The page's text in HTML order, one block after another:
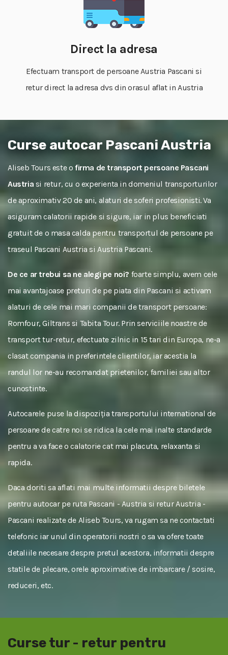
Direct la adresa
Efectuam transport de persoane Austria Pascani si
retur direct la adresa dvs din orasul aflat in Austria
Curse autocar Pascani Austria
Aliseb Tours este o firma de transport persoane Pascani
Austria si retur, cu o experienta in domeniul transporturilor
de aproximativ 20 de ani, alaturi de soferi profesionisti. Va
asiguram calatorii rapide si sigure, iar in plus beneficiati
gratuit de o masa calda pentru transportul de persoane pe
traseul Pascani Austria si Austria Pascani.
De ce ar trebui sa ne alegi pe noi? foarte simplu, avem cele
mai avantajoase preturi de pe piata din Pascani si activam
alaturi de cele mai mari companii de transport persoane:
Romfour, Giltrans si Tabita Tour. Prin serviciile noastre de
transport tur-retur, efectuate zilnic in 15 tari din Europa, ne-a
clasat compania in preferintele clientilor, iar acestia la
randul lor ne-au recomandat prietenilor, familiei sau altor
cunostinte.
Autocarele puse la dispoziția transportului international de
persoane de catre noi se ridica la cele mai inalte standarde
pentru a va face o calatorie cat mai placuta, relaxanta si
rapida.
Daca doriti sa aflati mai multe informatii despre biletele
pentru autocar pe ruta Pascani - Austria si retur Austria -
Pascani realizate de Aliseb Tours, va rugam sa ne contactati
telefonic iar unul din operatorii nostri o sa va ofere toate
detaliile necesare despre pretul acestora, informatii despre
statile de plecare, orele aproximative de imbarcare / sosire,
reduceri, etc.
Curse tur - retur pentru